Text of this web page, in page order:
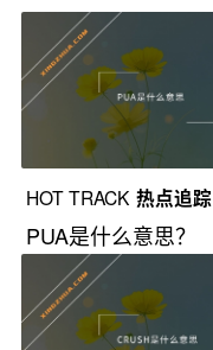
HOT TRACK 热点追踪
PUA是什么意思？